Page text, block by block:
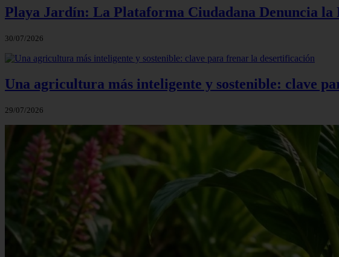
Playa Jardín: La Plataforma Ciudadana Denuncia la
30/07/2026
Una agricultura más inteligente y sostenible: clave
29/07/2026